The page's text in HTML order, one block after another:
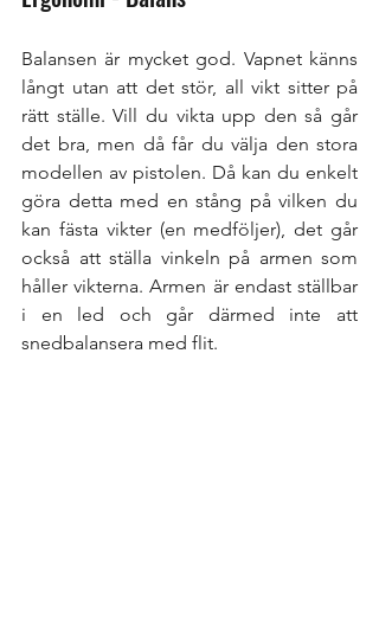
Balansen är mycket god. Vapnet känns
långt utan att det stör, all vikt sitter på
rätt ställe. Vill du vikta upp den så går
det bra, men då får du välja den stora
modellen av pistolen. Då kan du enkelt
göra detta med en stång på vilken du
kan fästa vikter (en medföljer), det går
också att ställa vinkeln på armen som
håller vikterna. Armen är endast ställbar
i en led och går därmed inte att
snedbalansera med flit.